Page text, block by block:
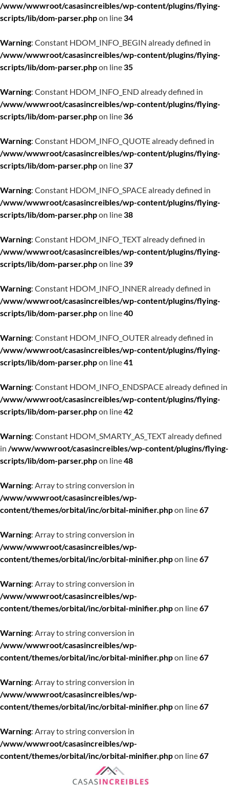
/www/wwwroot/casasincreibles/wp-content/plugins/flying-
scripts/lib/dom-parser.phpon line34
Warning: Constant HDOM_INFO_BEGIN already defined in
/www/wwwroot/casasincreibles/wp-content/plugins/flying-
scripts/lib/dom-parser.phpon line35
Warning: Constant HDOM_INFO_END already defined in
/www/wwwroot/casasincreibles/wp-content/plugins/flying-
scripts/lib/dom-parser.phpon line36
Warning: Constant HDOM_INFO_QUOTE already defined in
/www/wwwroot/casasincreibles/wp-content/plugins/flying-
scripts/lib/dom-parser.phpon line37
Warning: Constant HDOM_INFO_SPACE already defined in
/www/wwwroot/casasincreibles/wp-content/plugins/flying-
scripts/lib/dom-parser.phpon line38
Warning: Constant HDOM_INFO_TEXT already defined in
/www/wwwroot/casasincreibles/wp-content/plugins/flying-
scripts/lib/dom-parser.phpon line39
Warning: Constant HDOM_INFO_INNER already defined in
/www/wwwroot/casasincreibles/wp-content/plugins/flying-
scripts/lib/dom-parser.phpon line40
Warning: Constant HDOM_INFO_OUTER already defined in
/www/wwwroot/casasincreibles/wp-content/plugins/flying-
scripts/lib/dom-parser.phpon line41
Warning: Constant HDOM_INFO_ENDSPACE already defined in
/www/wwwroot/casasincreibles/wp-content/plugins/flying-
scripts/lib/dom-parser.phpon line42
Warning: Constant HDOM_SMARTY_AS_TEXT already defined
in /www/wwwroot/casasincreibles/wp-content/plugins/flying-
scripts/lib/dom-parser.phpon line48
Warning: Array to string conversion in
/www/wwwroot/casasincreibles/wp-
content/themes/orbital/inc/orbital-minifier.phpon line67
Warning: Array to string conversion in
/www/wwwroot/casasincreibles/wp-
content/themes/orbital/inc/orbital-minifier.phpon line67
Warning: Array to string conversion in
/www/wwwroot/casasincreibles/wp-
content/themes/orbital/inc/orbital-minifier.phpon line67
Warning: Array to string conversion in
/www/wwwroot/casasincreibles/wp-
content/themes/orbital/inc/orbital-minifier.phpon line67
Warning: Array to string conversion in
/www/wwwroot/casasincreibles/wp-
content/themes/orbital/inc/orbital-minifier.phpon line67
Warning: Array to string conversion in
/www/wwwroot/casasincreibles/wp-
content/themes/orbital/inc/orbital-minifier.phpon line67